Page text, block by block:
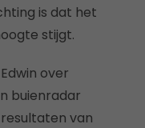
is dat het
stijgt.
over
buienradar
van